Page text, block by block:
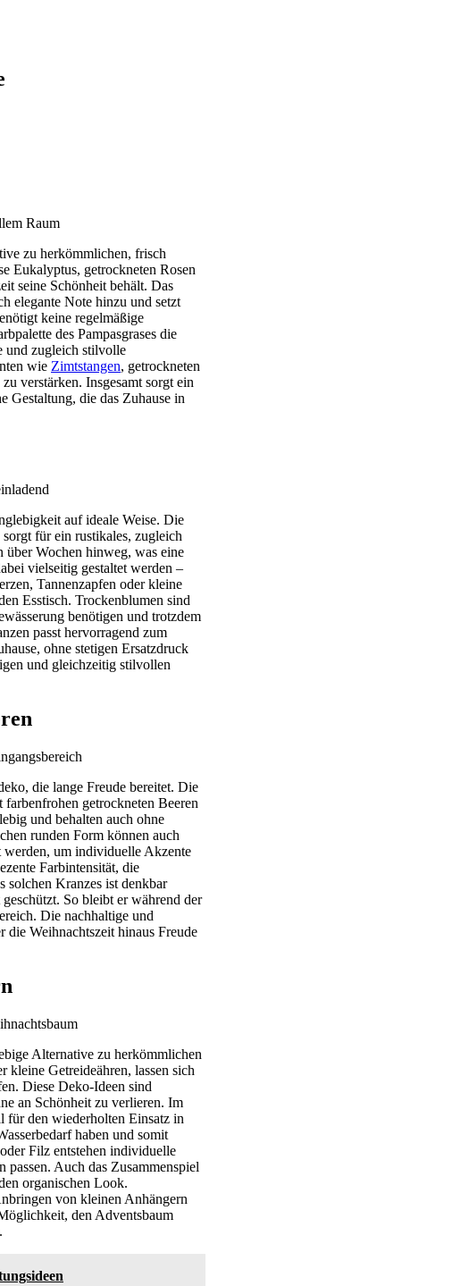
zu herkömmlichen, frisch
Eukalyptus, getrockneten Rosen
seine Schönheit behält. Das
elegante Note hinzu und setzt
keine regelmäßige
des Pampasgrases die
und zugleich stilvolle
wie Zimtstangen, getrockneten
verstärken. Insgesamt sorgt ein
Gestaltung, die das Zuhause in
auf ideale Weise. Die
für ein rustikales, zugleich
über Wochen hinweg, was eine
vielseitig gestaltet werden –
Tannenzapfen oder kleine
Esstisch. Trockenblumen sind
benötigen und trotzdem
passt hervorragend zum
ohne stetigen Ersatzdruck
und gleichzeitig stilvollen
die lange Freude bereitet. Die
getrockneten Beeren
und behalten auch ohne
runden Form können auch
werden, um individuelle Akzente
Farbintensität, die
solchen Kranzes ist denkbar
So bleibt er während der
Die nachhaltige und
die Weihnachtszeit hinaus Freude
Alternative zu herkömmlichen
Getreideähren, lassen sich
Diese Deko-Ideen sind
an Schönheit zu verlieren. Im
für den wiederholten Einsatz in
haben und somit
Filz entstehen individuelle
Auch das Zusammenspiel
organischen Look.
von kleinen Anhängern
den Adventsbaum